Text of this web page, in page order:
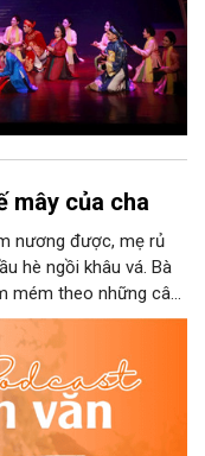
mây của cha
nương được, mẹ rủ
hè ngồi khâu vá. Bà
mém theo những câu
Chiếc ghế mây phát
thể con người theo